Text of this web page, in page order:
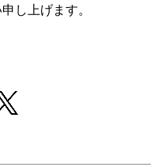
し上げます。